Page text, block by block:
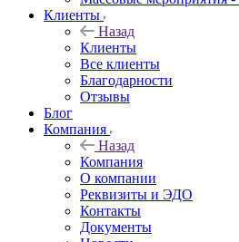
Клиенты
Назад
Клиенты
Все клиенты
Благодарности
Отзывы
Блог
Компания
Назад
Компания
О компании
Реквизиты и ЭДО
Контакты
Документы